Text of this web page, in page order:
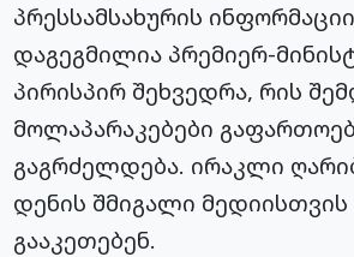
პრესსამსახურის
დაგეგმილია პრემიერ-
პირისპირ შეხვედრა, რის
მოლაპარაკებები
გაგრძელდება. ირაკლი
დენის შმიგალი მედიისთვის
გააკეთებენ.